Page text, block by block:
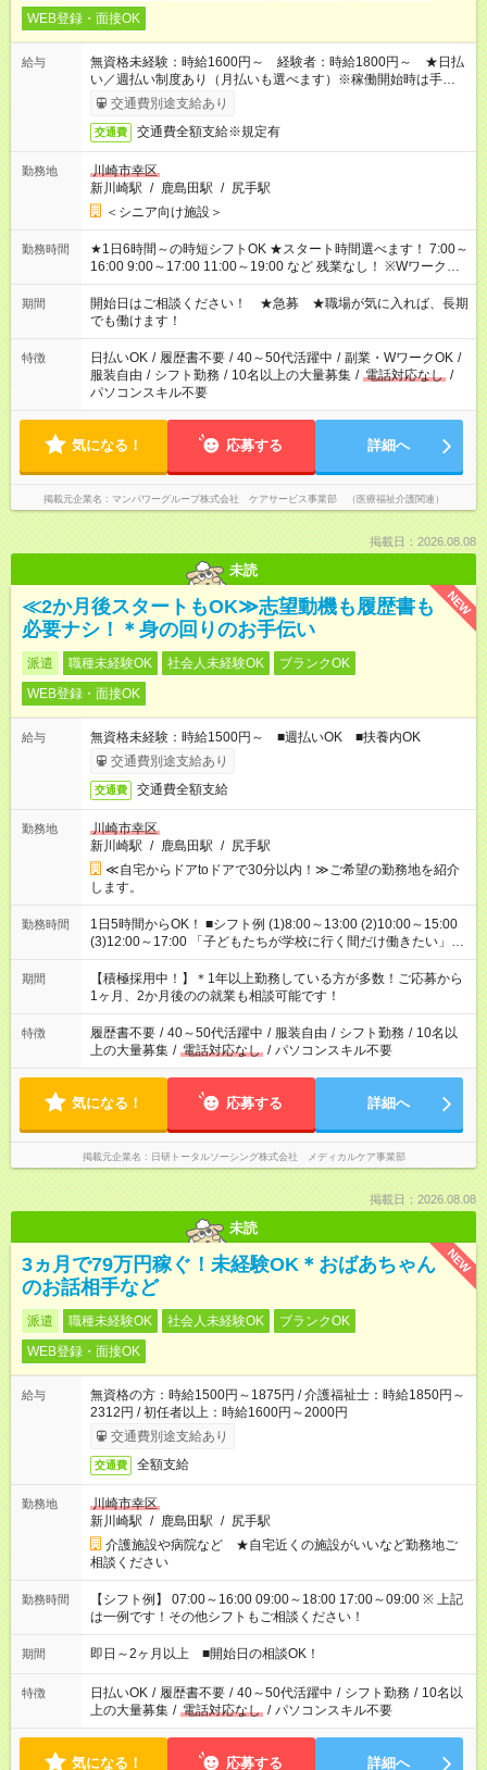
WEB登録・面接OK
給与
無資格未経験：時給1600円～ 経験者：時給1800円～ ★日払
い／週払い制度あり（月払いも選べます）※稼働開始時は手続き
完了次第のお支払いとなります。
交通費別途支給あり
交通費 交通費全額支給※規定有
勤務地
川崎市幸区
新川崎駅 / 鹿島田駅 / 尻手駅
＜シニア向け施設＞
勤務時間
★1日6時間～の時短シフトOK ★スタート時間選べます！ 7:00～
16:00 9:00～17:00 11:00～19:00 など 残業なし！ ※Wワークの
場合、他のお仕事と合わせ週40時間超の就業はご案内できませ
ん ※法令に基づき、週20時間以上勤務は社会保険への加入対象
となります ※労働者派遣法（日雇い派遣の原則禁止）により、
短時間・短期間の就業はご案内が難しい場合があります
期間
開始日はご相談ください！ ★急募 ★職場が気に入れば、長期
でも働けます！
特徴 日払いOK / 履歴書不要 / 40～50代活躍中 / 副業・WワークOK /
服装自由 / シフト勤務 / 10名以上の大量募集 / 電話対応なし /
パソコンスキル不要
気になる！ 応募する 詳細へ
掲載元企業名 マンパワーグループ株式会社 ケアサービス事業部 （医療福祉介護関連）
掲載日：2026.08.08
未読
NEW
≪2か月後スタートもOK≫志望動機も履歴書も
必要ナシ！＊身の回りのお手伝い
派遣 職種未経験OK 社会人未経験OK
ブランクOK
WEB登録・面接OK
給与
無資格未経験：時給1500円～ ■週払いOK ■扶養内OK
交通費別途支給あり
交通費 交通費全額支給
勤務地
川崎市幸区
新川崎駅 / 鹿島田駅 / 尻手駅
≪自宅からドアtoドアで30分以内！≫ご希望の勤務地を紹介
します。
勤務時間
1日5時間からOK！ ■シフト例 (1)8:00～13:00 (2)10:00～15:00
(3)12:00～17:00 「子どもたちが学校に行く間だけ働きたい」
「余裕を持って夕飯の準備がしたい」 「午前中は働いて、午後
はプライベートの時間にしたい」 など、ご希望を教えてくださ
いね。 ※Wワーク希望の方へ 今ご覧のお仕事で希望する勤務時
間と、もう1つのお仕事の勤務時間。 合計で週40時間を超える
場合は応募できません。
期間
【積極採用中！】＊1年以上勤務している方が多数！ご応募から
1ヶ月、2か月後のの就業も相談可能です！
特徴 履歴書不要 / 40～50代活躍中 / 服装自由 / シフト勤務 / 10名以
上の大量募集 / 電話対応なし / パソコンスキル不要
気になる！ 応募する 詳細へ
掲載元企業名 日研トータルソーシング株式会社 メディカルケア事業部
掲載日：2026.08.08
未読
NEW
3ヵ月で79万円稼ぐ！未経験OK＊おばあちゃん
のお話相手など
派遣 職種未経験OK 社会人未経験OK
ブランクOK
WEB登録・面接OK
給与
無資格の方：時給1500円～1875円 / 介護福祉士：時給1850円～
2312円 / 初任者以上：時給1600円～2000円
交通費別途支給あり
交通費 全額支給
勤務地
川崎市幸区
新川崎駅 / 鹿島田駅 / 尻手駅
介護施設や病院など ★自宅近くの施設がいいなど勤務地ご
相談ください
勤務時間
【シフト例】 07:00～16:00 09:00～18:00 17:00～09:00 ※ 上記
は一例です！その他シフトもご相談ください！
期間 即日～2ヶ月以上 ■開始日の相談OK！
特徴 日払いOK / 履歴書不要 / 40～50代活躍中 / シフト勤務 / 10名以
上の大量募集 / 電話対応なし / パソコンスキル不要
気になる！ 応募する 詳細へ